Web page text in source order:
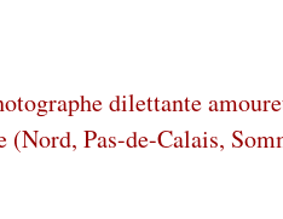
dilettante
(Nord, Pas-de-Calais,